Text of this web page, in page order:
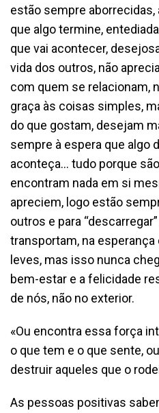
estão sempre
que algo termine,
que vai acontecer,
vida dos outros, não
com quem se relacionam,
graça às coisas simples,
do que gostam, desejam
sempre à espera que algo
aconteça… tudo porque
encontram nada em si
apreciem, logo estão
outros e para
transportam, na
leves, mas isso nunca
bem-estar e a felicidade
de nós, não no exterior.
«Ou encontra essa força
o que tem e o que sente,
destruir aqueles que o
As pessoas positivas